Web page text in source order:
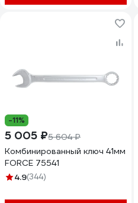
-11%
5 005 ₽5 604 ₽
Комбинированный ключ 41мм
FORCE 75541
4.9(344)